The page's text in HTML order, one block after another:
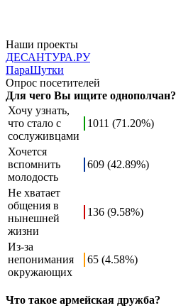
Наши проекты
ДЕСАНТУРА.РУ
ПараШутки
Опрос посетителей
Для чего Вы ищите однополчан?
Хочу узнать,
что стало с
сослуживцами
1011 (71.20%)
Хочется
вспомнить
молодость
609 (42.89%)
Не хватает
общения в
нынешней
жизни
136 (9.58%)
Из-за
непонимания
окружающих
65 (4.58%)
Что такое армейская дружба?